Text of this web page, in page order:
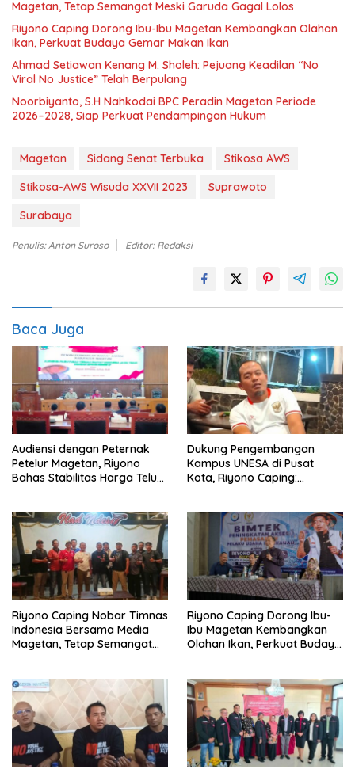
Magetan, Tetap Semangat Meski Garuda Gagal Lolos
Riyono Caping Dorong Ibu-Ibu Magetan Kembangkan Olahan
Ikan, Perkuat Budaya Gemar Makan Ikan
Ahmad Setiawan Kenang M. Sholeh: Pejuang Keadilan “No
Viral No Justice” Telah Berpulang
Noorbiyanto, S.H Nahkodai BPC Peradin Magetan Periode
2026–2028, Siap Perkuat Pendampingan Hukum
Magetan Sidang Senat Terbuka
Stikosa AWS
Stikosa-AWS Wisuda XXVII 2023
Suprawoto
Surabaya
Penulis: Anton Suroso Editor: Redaksi
Baca Juga
Audiensi dengan Peternak
Petelur Magetan, Riyono
Bahas Stabilitas Harga Telur
Dukung Pengembangan
Kampus UNESA di Pusat
Kota, Riyono Caping:
Riyono Caping Nobar Timnas
Indonesia Bersama Media
Magetan, Tetap Semangat
Riyono Caping Dorong Ibu-
Ibu Magetan Kembangkan
Olahan Ikan, Perkuat Budaya